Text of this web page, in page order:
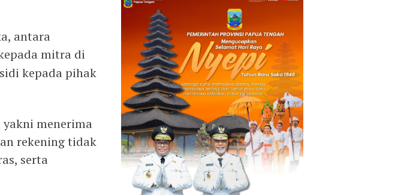
antara
mitra di
kepada pihak
menerima
rekening tidak
serta